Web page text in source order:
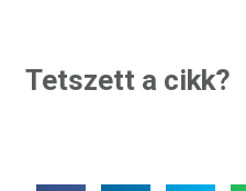
Tetszett a cikk?